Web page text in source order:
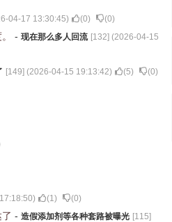
04-17 13:30:45) (0) (0)
- 现在那么多人回流 [132] (2026-04-15
[149] (2026-04-15 19:13:42) (5) (0)
) (1) (0)
- 造假添加剂等各种套路被曝光 [115]